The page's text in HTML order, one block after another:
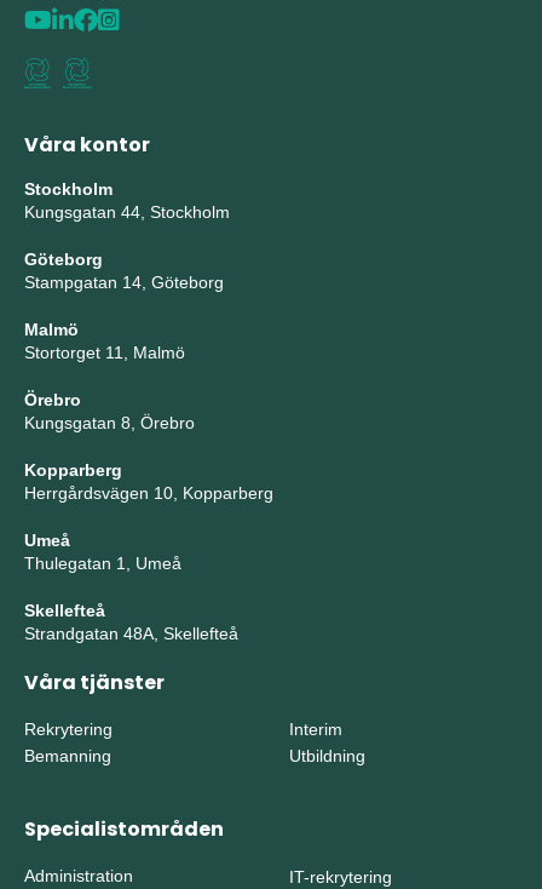
Våra kontor
Stockholm
Kungsgatan 44, Stockholm
Göteborg
Stampgatan 14, Göteborg
Malmö
Stortorget 11, Malmö
Örebro
Kungsgatan 8, Örebro
Kopparberg
Herrgårdsvägen 10, Kopparberg
Umeå
Thulegatan 1, Umeå
Skellefteå
Strandgatan 48A, Skellefteå
Våra tjänster
Rekrytering
Bemanning
Interim
Utbildning
Specialistområden
Administration
IT-rekrytering